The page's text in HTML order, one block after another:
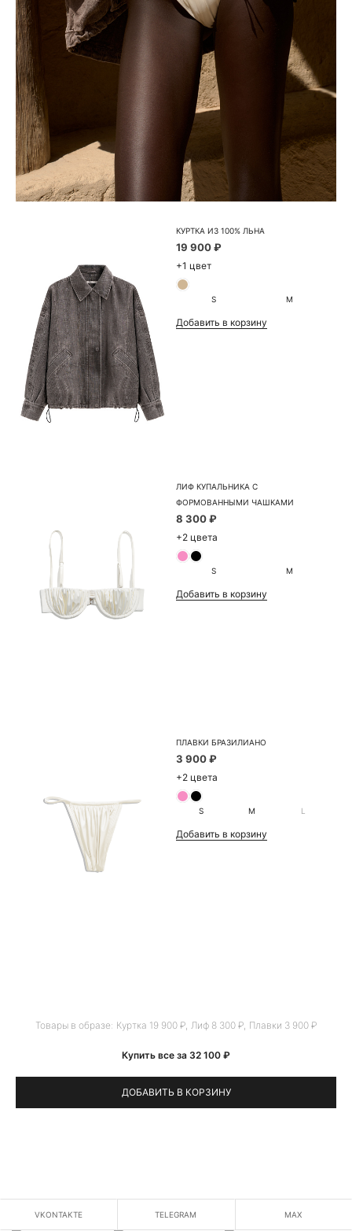
КУРТКА ИЗ 100% ЛЬНА
19 900 ₽
+1 цвет
S M
Добавить в корзину
ЛИФ КУПАЛЬНИКА С
ФОРМОВАННЫМИ ЧАШКАМИ
8 300 ₽
+2 цвета
S M
Добавить в корзину
ПЛАВКИ БРАЗИЛИАНО
3 900 ₽
+2 цвета
S M L
Добавить в корзину
Товары в образе: Куртка 19 900 ₽, Лиф 8 300 ₽, Плавки 3 900 ₽
Купить все за 32 100 ₽
ДОБАВИТЬ В КОРЗИНУ
VKONTAKTE TELEGRAM MAX